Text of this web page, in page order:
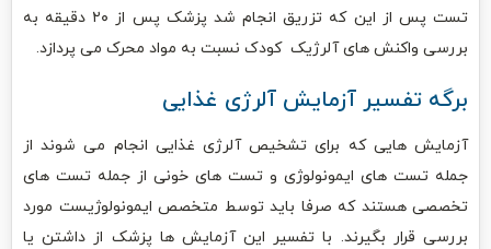
تست پس از این که تزریق انجام شد پزشک پس از ۲۰ دقیقه به‌
بررسی واکنش ‌های آلرژیک کودک نسبت به مواد محرک می ‌پردازد.
برگه تفسیر آزمایش آلرژی غذایی
آزمایش‌ هایی که برای تشخیص آلرژی غذایی انجام می‌ شوند از
جمله تست ‌های ایمونولوژی و تست‌ های خونی از جمله تست‌ های
تخصصی هستند که صرفا باید توسط متخصص ایمونولوژیست مورد
بررسی قرار بگیرند. با تفسیر این آزمایش‌ ها پزشک از داشتن یا